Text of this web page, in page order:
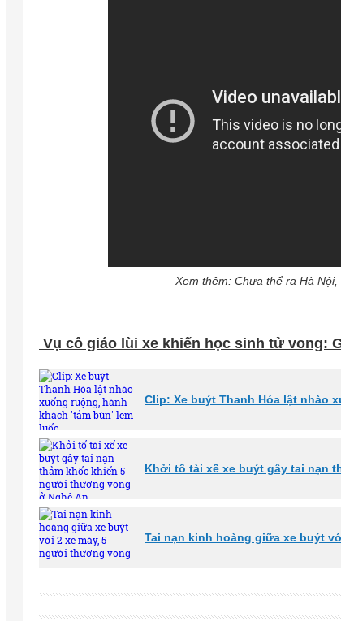
Xem thêm: Chưa thể ra Hà
Vụ cô giáo lùi xe khiến học sinh tử vong:
Clip: Xe buýt Thanh Hóa lật nhào
Khởi tố tài xế xe buýt gây tai nạn
Tai nạn kinh hoàng giữa xe buýt